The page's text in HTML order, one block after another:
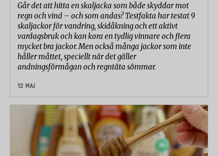
noppning/utseendeförändring 20 procent.
Går det att hitta en skaljacka som både skyddar mot
regn och vind – och som andas? Testfakta har testat 9
skaljackor för vandring, skidåkning och ett aktivt
vardagsbruk och kan kora en tydlig vinnare och flera
mycket bra jackor. Men också många jackor som inte
håller måttet, speciellt när det gäller
andningsförmågan och regntäta sömmar.
12 MAJ